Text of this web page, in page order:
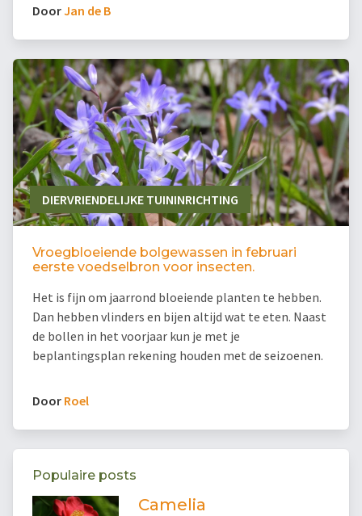
DoorJan de B
DIERVRIENDELIJKE TUININRICHTING
Vroegbloeiende bolgewassen in februari
eerste voedselbron voor insecten.
Het is fijn om jaarrond bloeiende planten te hebben.
Dan hebben vlinders en bijen altijd wat te eten. Naast
de bollen in het voorjaar kun je met je
beplantingsplan rekening houden met de seizoenen.
Door Roel
Populaire posts
Camelia